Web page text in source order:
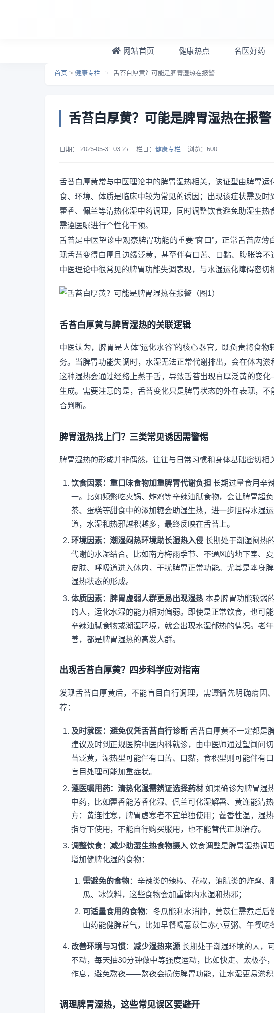
网站首页 健康热点 名医好药
首页 > 健康专栏 > 舌苔白厚黄？可能是脾胃湿热在报警
舌苔白厚黄？可能是脾胃湿热在报警
日期： 2026-05-31 03:27 栏目： 健康专栏 浏览： 600
舌苔白厚黄常与中医理论中的脾胃湿热相关，该证型由脾胃
食、环境、体质是临床中较为常见的诱因；出现该症状需及时
藿香、佩兰等清热化湿中药调理，同时调整饮食避免助湿生
需遵医嘱进行个性化干预。
舌苔是中医望诊中观察脾胃功能的重要“窗口”，正常舌苔应
现舌苔变得白厚且边缘泛黄，甚至伴有口苦、口黏、腹胀等
中医理论中很常见的脾胃功能失调表现，与水湿运化障碍密切
舌苔白厚黄与脾胃湿热的关联逻辑
中医认为，脾胃是人体“运化水谷”的核心器官，既负责将食
务。当脾胃功能失调时，水湿无法正常代谢排出，会在体内淤
这种湿热会通过经络上蒸于舌，导致舌苔出现白厚泛黄的变
生成。需要注意的是，舌苔变化只是脾胃状态的外在表现，
合判断。
脾胃湿热找上门？三类常见诱因需警惕
脾胃湿热的形成并非偶然，往往与日常习惯和身体基础密切相
饮食因素：重口味食物加重脾胃代谢负担 长期过量食用辛
一。比如频繁吃火锅、炸鸡等辛辣油腻食物，会让脾胃超
茶、蛋糕等甜食中的添加糖会助湿生热，进一步阻碍水湿
道，水湿和热邪越积越多，最终反映在舌苔上。
环境因素：潮湿闷热环境助长湿热入侵 长期处于潮湿闷热
代谢的水湿结合。比如南方梅雨季节、不通风的地下室、
皮肤、呼吸道进入体内，干扰脾胃正常功能。尤其是本身
湿热状态的形成。
体质因素：脾胃虚弱人群更易出现湿热本身脾胃功能较弱
的人，运化水湿的能力相对偏弱。即使是正常饮食，也可
辛辣油腻食物或潮湿环境，就会出现水湿郁热的情况。老
善，都是脾胃湿热的高发人群。
出现舌苔白厚黄？四步科学应对指南
发现舌苔白厚黄后，不能盲目自行调理，需遵循先明确病因
荐：
及时就医：避免仅凭舌苔自行诊断 舌苔白厚黄不一定都是
建议及时到正规医院中医内科就诊，由中医师通过望闻
苔泛黄，湿热型可能伴有口苦、口黏，食积型则可能伴有
盲目处理可能加重症状。
遵医嘱用药：清热化湿需辨证选择药材 如果确诊为脾胃湿
中药，比如藿香能芳香化湿、佩兰可化湿解暑、黄连能清
方：黄连性寒，脾胃虚寒者不宜单独使用；藿香性温，湿
指导下使用，不能自行购买服用，也不能替代正规治疗。
调整饮食：减少助湿生热食物摄入 饮食调整是脾胃湿热调
增加健脾化湿的食物：
需避免的食物：辛辣类的辣椒、花椒，油腻类的炸鸡
瓜、冰饮料，这些食物会加重体内水湿和热邪；
可适量食用的食物：冬瓜能利水消肿，薏苡仁需煮烂后
山药能健脾益气，比如早餐喝薏苡仁赤小豆粥、午餐吃
改善环境与习惯：减少湿热来源 长期处于潮湿环境的人，
不动，每天抽30分钟做中等强度运动，比如快走、太极拳
作息，避免熬夜——熬夜会损伤脾胃功能，让水湿更易淤积
调理脾胃湿热，这些常见误区要避开